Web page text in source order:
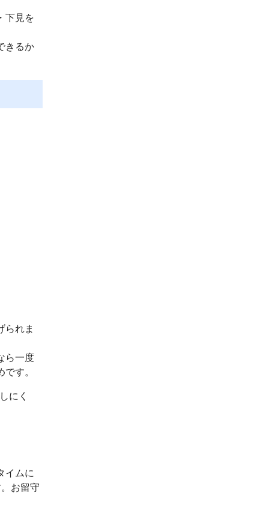
下見を
きるか
られま
ら一度
す。
にく
イムに
お留守